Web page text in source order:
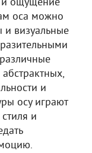
оса можно
и визуальные
и
осу играют
и